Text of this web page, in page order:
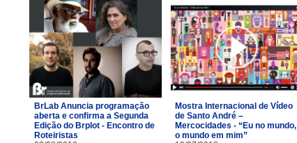
BrLab Anuncia programação
aberta e confirma a Segunda
Edição do Brplot - Encontro de
Roteiristas
Mostra Internacional de Vídeo
de Santo André –
Mercocidades - “Eu no mundo,
o mundo em mim”